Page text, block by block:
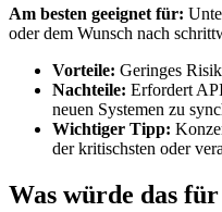
Am besten geeignet für:
oder dem Wunsch nach
Vorteile: Geringes
Nachteile: Erfordert
neuen Systemen zu
Wichtiger Tipp:
der kritischsten oder
Was würde das